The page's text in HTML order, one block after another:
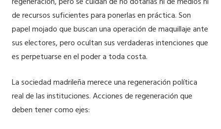
de recursos suficientes para ponerlas en práctica. Son
papel mojado que buscan una operación de maquillaje ante
sus electores, pero ocultan sus verdaderas intenciones que
es perpetuarse en el poder a toda costa.
La sociedad madrileña merece una regeneración política
real de las instituciones. Acciones de regeneración que
deben tener como ejes: